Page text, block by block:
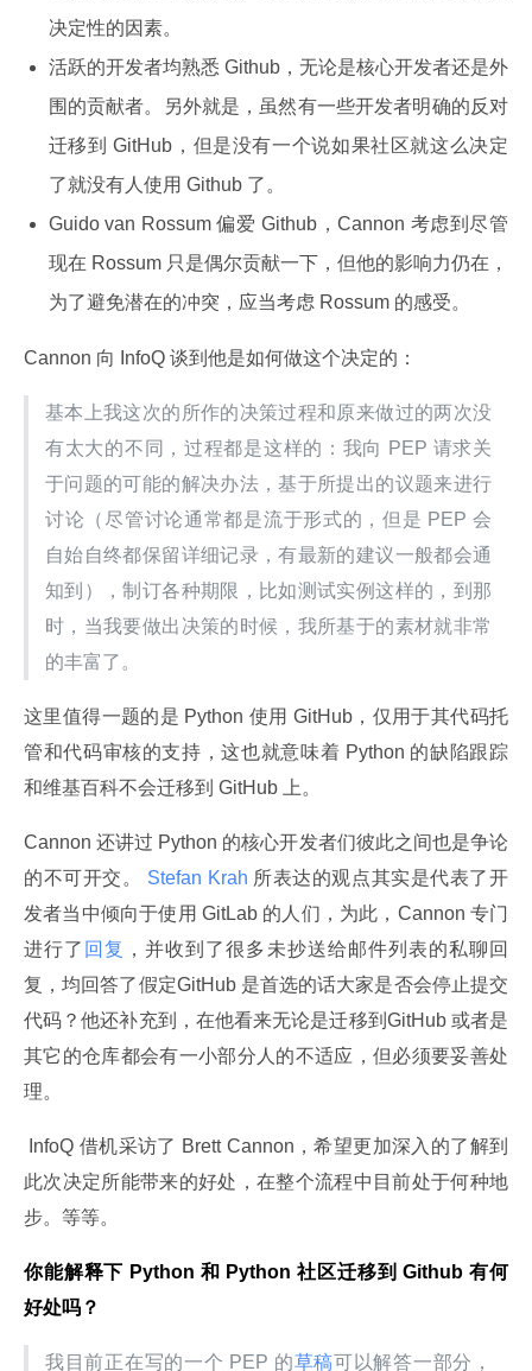
决定性的因素。
活跃的开发者均熟悉 Github，无论是核心开发者还是外
围的贡献者。另外就是，虽然有一些开发者明确的反对
迁移到 GitHub，但是没有一个说如果社区就这么决定
了就没有人使用 Github 了。
Guido van Rossum 偏爱 Github，Cannon 考虑到尽管
现在 Rossum 只是偶尔贡献一下，但他的影响力仍在，
为了避免潜在的冲突，应当考虑 Rossum 的感受。
Cannon 向 InfoQ 谈到他是如何做这个决定的：
基本上我这次的所作的决策过程和原来做过的两次没
有太大的不同，过程都是这样的：我向 PEP 请求关
于问题的可能的解决办法，基于所提出的议题来进行
讨论（尽管讨论通常都是流于形式的，但是 PEP 会
自始自终都保留详细记录，有最新的建议一般都会通
知到），制订各种期限，比如测试实例这样的，到那
时，当我要做出决策的时候，我所基于的素材就非常
的丰富了。
这里值得一题的是 Python 使用 GitHub，仅用于其代码托
管和代码审核的支持，这也就意味着 Python 的缺陷跟踪
和维基百科不会迁移到 GitHub 上。
Cannon 还讲过 Python 的核心开发者们彼此之间也是争论
的不可开交。
Stefan Krah 所表达的观点其实是代表了开
发者当中倾向于使用 GitLab 的人们，为此，Cannon 专门
进行了 回复 ，并收到了很多未抄送给邮件列表的私聊回
复，均回答了假定GitHub 是首选的话大家是否会停止提交
代码？他还补充到，在他看来无论是迁移到GitHub 或者是
其它的仓库都会有一小部分人的不适应，但必须要妥善处
理。
此次决定所能带来的好处，在整个流程中目前处于何种地
步。等等。
你能解释下 Python 和 Python 社区迁移到 Github 有何
好处吗？
我目前正在写的一个 PEP 的草稿可以解答一部分，